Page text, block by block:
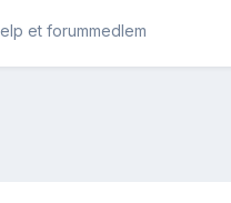
et forummedlem